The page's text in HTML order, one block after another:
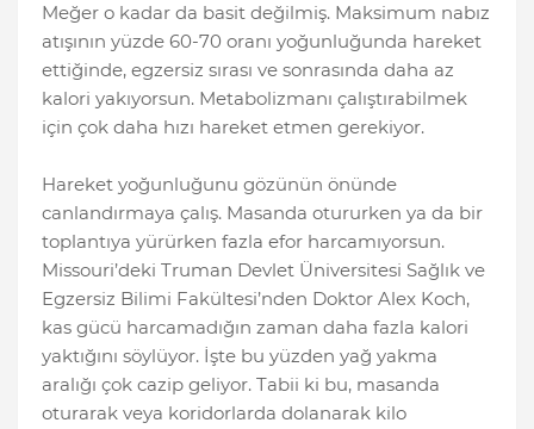
Meğer o kadar da basit değilmiş. Maksimum nabız
atışının yüzde 60-70 oranı yoğunluğunda hareket
ettiğinde, egzersiz sırası ve sonrasında daha az
kalori yakıyorsun. Metabolizmanı çalıştırabilmek
için çok daha hızı hareket etmen gerekiyor.
Hareket yoğunluğunu gözünün önünde
canlandırmaya çalış. Masanda otururken ya da bir
toplantıya yürürken fazla efor harcamıyorsun.
Missouri’deki Truman Devlet Üniversitesi Sağlık ve
Egzersiz Bilimi Fakültesi’nden Doktor Alex Koch,
kas gücü harcamadığın zaman daha fazla kalori
yaktığını söylüyor. İşte bu yüzden yağ yakma
aralığı çok cazip geliyor. Tabii ki bu, masanda
oturarak veya koridorlarda dolanarak kilo